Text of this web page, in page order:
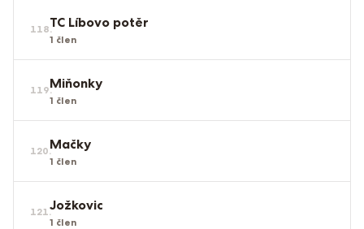
118.TC Líbovo potěr
1 člen
119.Miňonky
1 člen
120.Mačky
1 člen
121.Jožkovic
1 člen